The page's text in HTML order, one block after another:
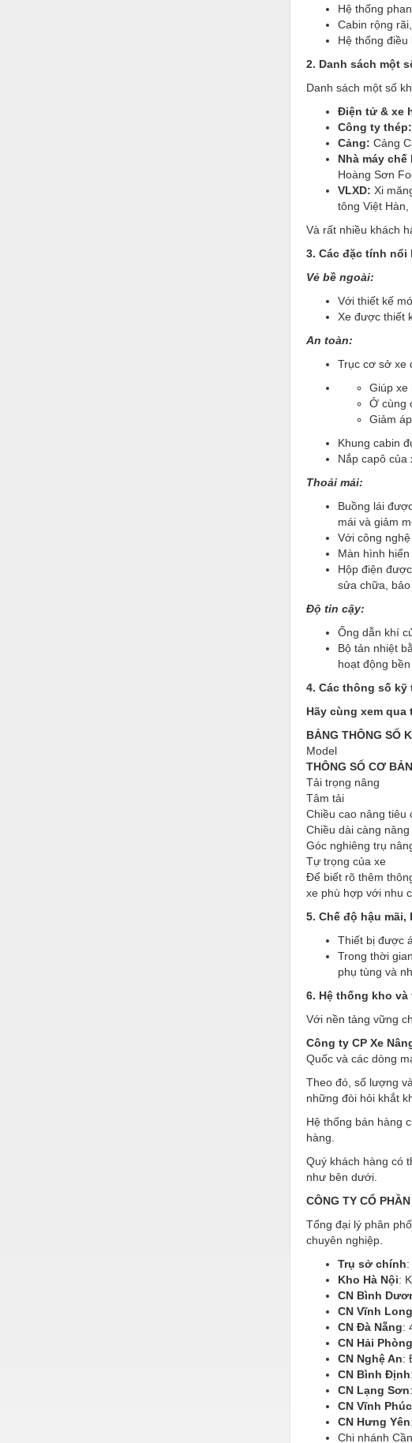
Hệ thống
Cabin rộng
Hệ thống
2. Danh sách một
Danh sách một số
Điện tử & xe
Công ty thép:
Cảng: Cảng
Nhà máy
Hoàng Sơn
VLXD: Xi
tông Việt
Và rất nhiều khách
3. Các đặc tính nổi
Vẻ bề ngoài:
Với thiết kế
Xe được thiết
An toàn:
Trục cơ sở xe
Giúp xe
Ở cùng
Giảm
Khung cabin
Nắp capô
Thoải mái:
Buồng lái
mái và giảm
Với công
Màn hình
Hộp điện
sửa chữa, bảo
Độ tin cậy:
Ống dẫn khí
Bộ tản nhiệt
hoạt động bền
4. Các thông số kỹ
Hãy cùng xem
BẢNG THÔNG SỐ
Model
THÔNG SỐ CƠ
Tải trọng nâng
Tâm tải
Chiều cao nâng tiêu
Chiều dài càng nâng
Góc nghiêng trụ
Tự trọng của xe
Để biết rõ thêm
xe phù hợp với nhu
5. Chế độ hậu
Thiết bị được
Trong thời
phụ tùng và
6. Hệ thống kho
Với nền tảng vững
Công ty CP Xe
Quốc và các dòng
Theo đó, số lượng
những đòi hỏi khắt
Hệ thống bán hàng
hàng.
Quý khách hàng có
như bên dưới.
CÔNG TY CỔ
Tổng đại lý phân
chuyên nghiệp.
Trụ sở chính
Kho Hà Nội:
CN Bình
CN Vĩnh Long
CN Đà Nẵng:
CN Hải Phòng
CN Nghệ An:
CN Bình Định
CN Lạng Sơn
CN Vĩnh Phúc
CN Hưng Yên
Chi nhánh